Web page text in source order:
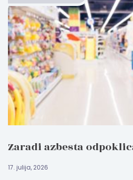
Zaradi azbesta
17. julija, 2026